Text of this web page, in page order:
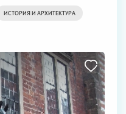
ИСТОРИЯ И АРХИТЕКТУРА